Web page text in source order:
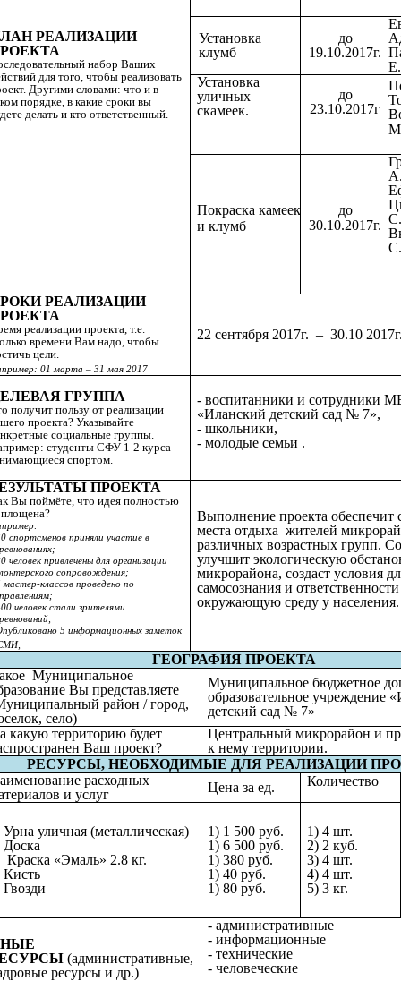
РЕАЛИЗАЦИИ
набор Ваших
для того, чтобы реализовать
Другими словами: что и в
порядке, в какие сроки вы
делать и кто ответственный.
Установка
клумб
до
19.10.2017г.
Установка
уличных
скамеек.
до
23.10.2017г
Покраска камеек
и клумб
до
30.10.2017г.
РЕАЛИЗАЦИИ
реализации проекта, т.е.
времени Вам надо, чтобы
цели.
01 марта – 31 мая 2017
22 сентября 2017г. – 30.10
ГРУППА
получит пользу от реализации
проекта? Указывайте
социальные группы.
студенты СФУ 1-2 курса
спортом.
- воспитанники и сотрудники
«Иланский детский сад № 7»,
- школьники,
- молодые семьи .
ПРОЕКТА
Вы поймёте, что идея полностью
спортсменов приняли участие в
человек привлечены для организации
сопровождения;
мастер-классов проведено по
человек стали зрителями
5 информационных заметок
Выполнение проекта обеспечит
места отдыха жителей
различных возрастных групп.
улучшит экологическую
микрорайона, создаст условия
самосознания и ответственности
окружающую среду у населения.
ГЕОГРАФИЯ ПРОЕКТА
Муниципальное
Вы представляете
район / город,
село)
Муниципальное бюджетное
образовательное учреждение
детский сад № 7»
какую территорию будет
Ваш проект?
Центральный микрорайон и
к нему территории.
РЕСУРСЫ, НЕОБХОДИМЫЕ ДЛЯ РЕАЛИЗАЦИИ
расходных
и услуг
Цена за ед. Количество
Урна уличная (металлическая)
Доска
Краска «Эмаль» 2.8 кг.
Кисть
Гвозди
1) 1 500 руб.
1) 6 500 руб.
1) 380 руб.
1) 40 руб.
1) 80 руб.
1) 4 шт.
2) 2 куб.
3) 4 шт.
4) 4 шт.
5) 3 кг.
(административные,
ресурсы и др.)
- административные
- информационные
- технические
- человеческие